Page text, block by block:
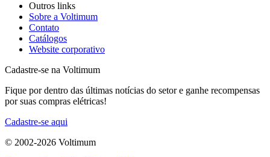
Outros links
Sobre a Voltimum
Contato
Catálogos
Website corporativo
Cadastre-se na Voltimum
Fique por dentro das últimas notícias do setor e ganhe recompensas
por suas compras elétricas!
Cadastre-se aqui
© 2002-2026 Voltimum